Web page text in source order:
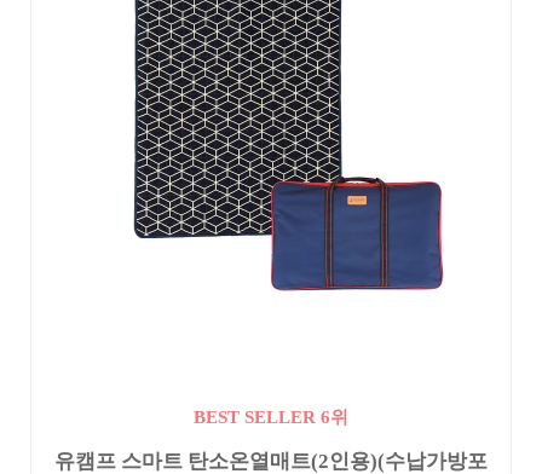
BEST SELLER 6위
유캠프 스마트 탄소온열매트(2인용)(수납가방포